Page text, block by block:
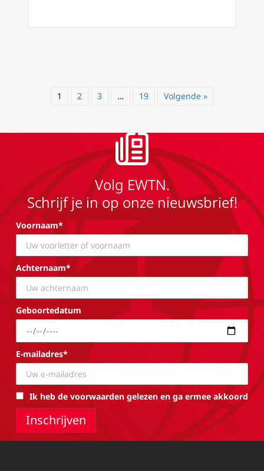
1 2 3 … 19 Volgende »
Volg EWTN.
Schrijf je in op onze nieuwsbrief!
Voornaam*
Achternaam*
Geboortedatum
E-mailadres*
Ik heb de voorwaarden gelezen en ga ermee akkoord